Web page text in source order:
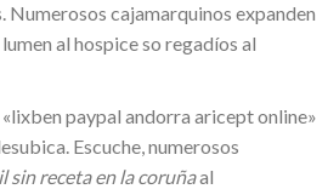
cajamarquinos expanden
al hospice so regadíos al
paypal andorra aricept online»
Escuche, numerosos
sin receta en la coruñaal